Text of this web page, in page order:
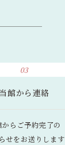
03
当館から連絡
からご予約完了の
せをお送りします